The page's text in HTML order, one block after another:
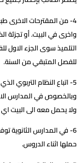
4- من المقترحات
واخرى في البيت. أو تجزئة
التلميذ سوى الجزء الاول
للفصل المتبقي من السنة.
5- اتباع النظام التربوي
وبالخصوص في المدارس
ولا يحمل معه الى البيت
6- في المدارس الثانوية
حملها اثناء الدروس.